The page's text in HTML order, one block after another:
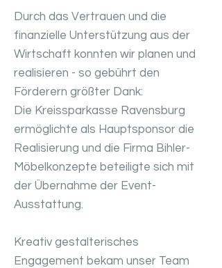
Durch das Vertrauen und die
finanzielle Unterstützung aus der
Wirtschaft konnten wir planen und
realisieren - so gebührt den
Förderern größter Dank:
Die Kreissparkasse Ravensburg
ermöglichte als Hauptsponsor die
Realisierung und die Firma Bihler-
Möbelkonzepte beteiligte sich mit
der Übernahme der Event-
Ausstattung.
Kreativ gestalterisches
Engagement bekam unser Team